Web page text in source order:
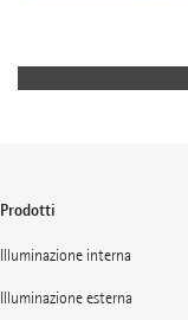
Prodotti
Illuminazione interna
Illuminazione esterna